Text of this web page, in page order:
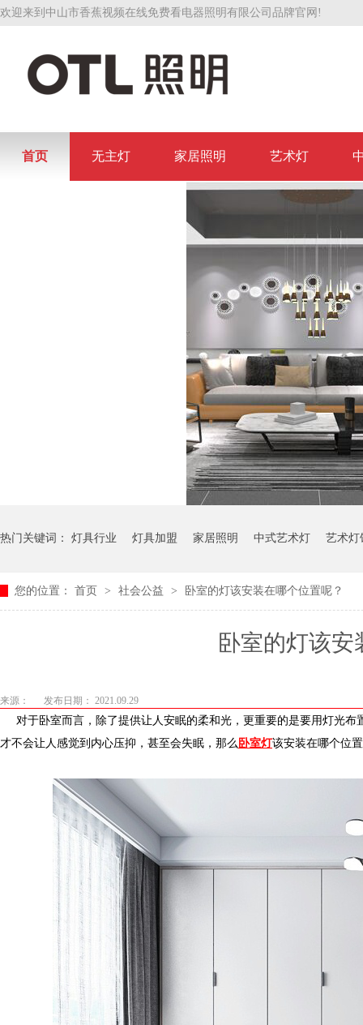
欢迎来到中山市香蕉视频在线免费看电器照明有限公司品牌官网!
首页 无主灯 家居照明 艺术灯
热门关键词： 灯具行业 灯具加盟 家居照明 中式艺术灯 艺术灯
您的位置： 首页 > 社会公益 > 卧室的灯该安装在哪个位置呢？
卧室的灯该安
来源： 发布日期： 2021.09.29
对于卧室而言，除了提供让人安眠的柔和光，更重要的是要用灯光
才不会让人感觉到内心压抑，甚至会失眠，那么 卧室灯该安装在哪个位置呢